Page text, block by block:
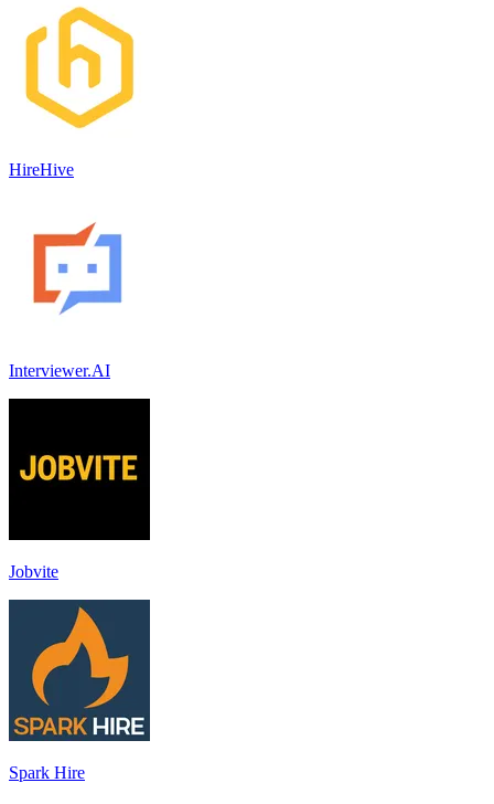
HireHive
Interviewer.AI
Jobvite
Spark Hire